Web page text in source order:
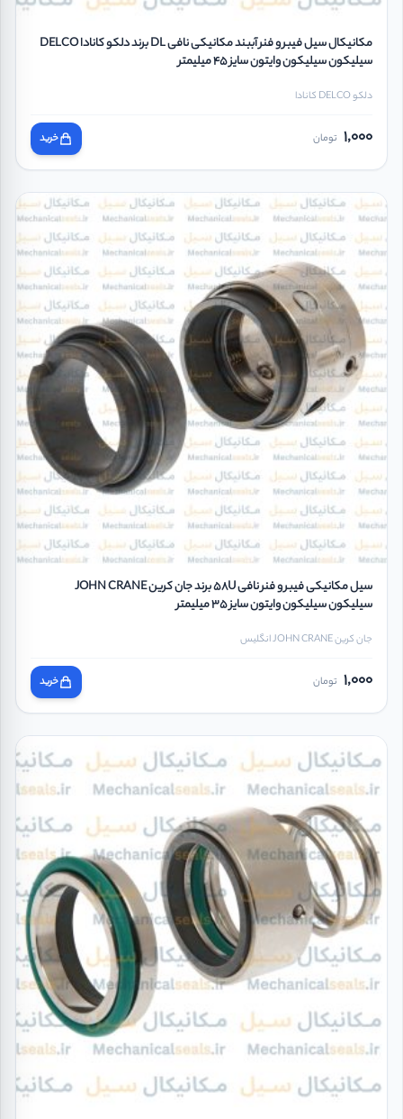
مکانیکال سیل فیبر و فنر آببند مکانیکی نافی DL برند دلکو کانادا DELCO
سیلیکون سیلیکون وایتون سایز 45 میلیمتر
دلکو DELCO کانادا
1,000 تومان خرید
سیل مکانیکی فیبر و فنر نافی 58U برند جان کرین JOHN CRANE
سیلیکون سیلیکون وایتون سایز 35 میلیمتر
جان کرین JOHN CRANE انگلیس
1,000 تومان خرید